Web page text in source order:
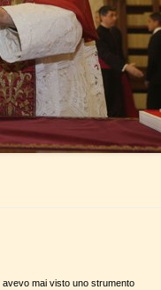
mai visto uno strumento